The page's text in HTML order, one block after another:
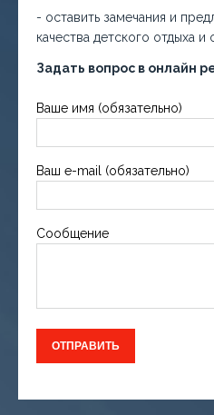
- оставить замечания и
качества детского отдыха и
Задать вопрос в онлайн
Ваше имя (обязательно)
Ваш e-mail (обязательно)
Сообщение